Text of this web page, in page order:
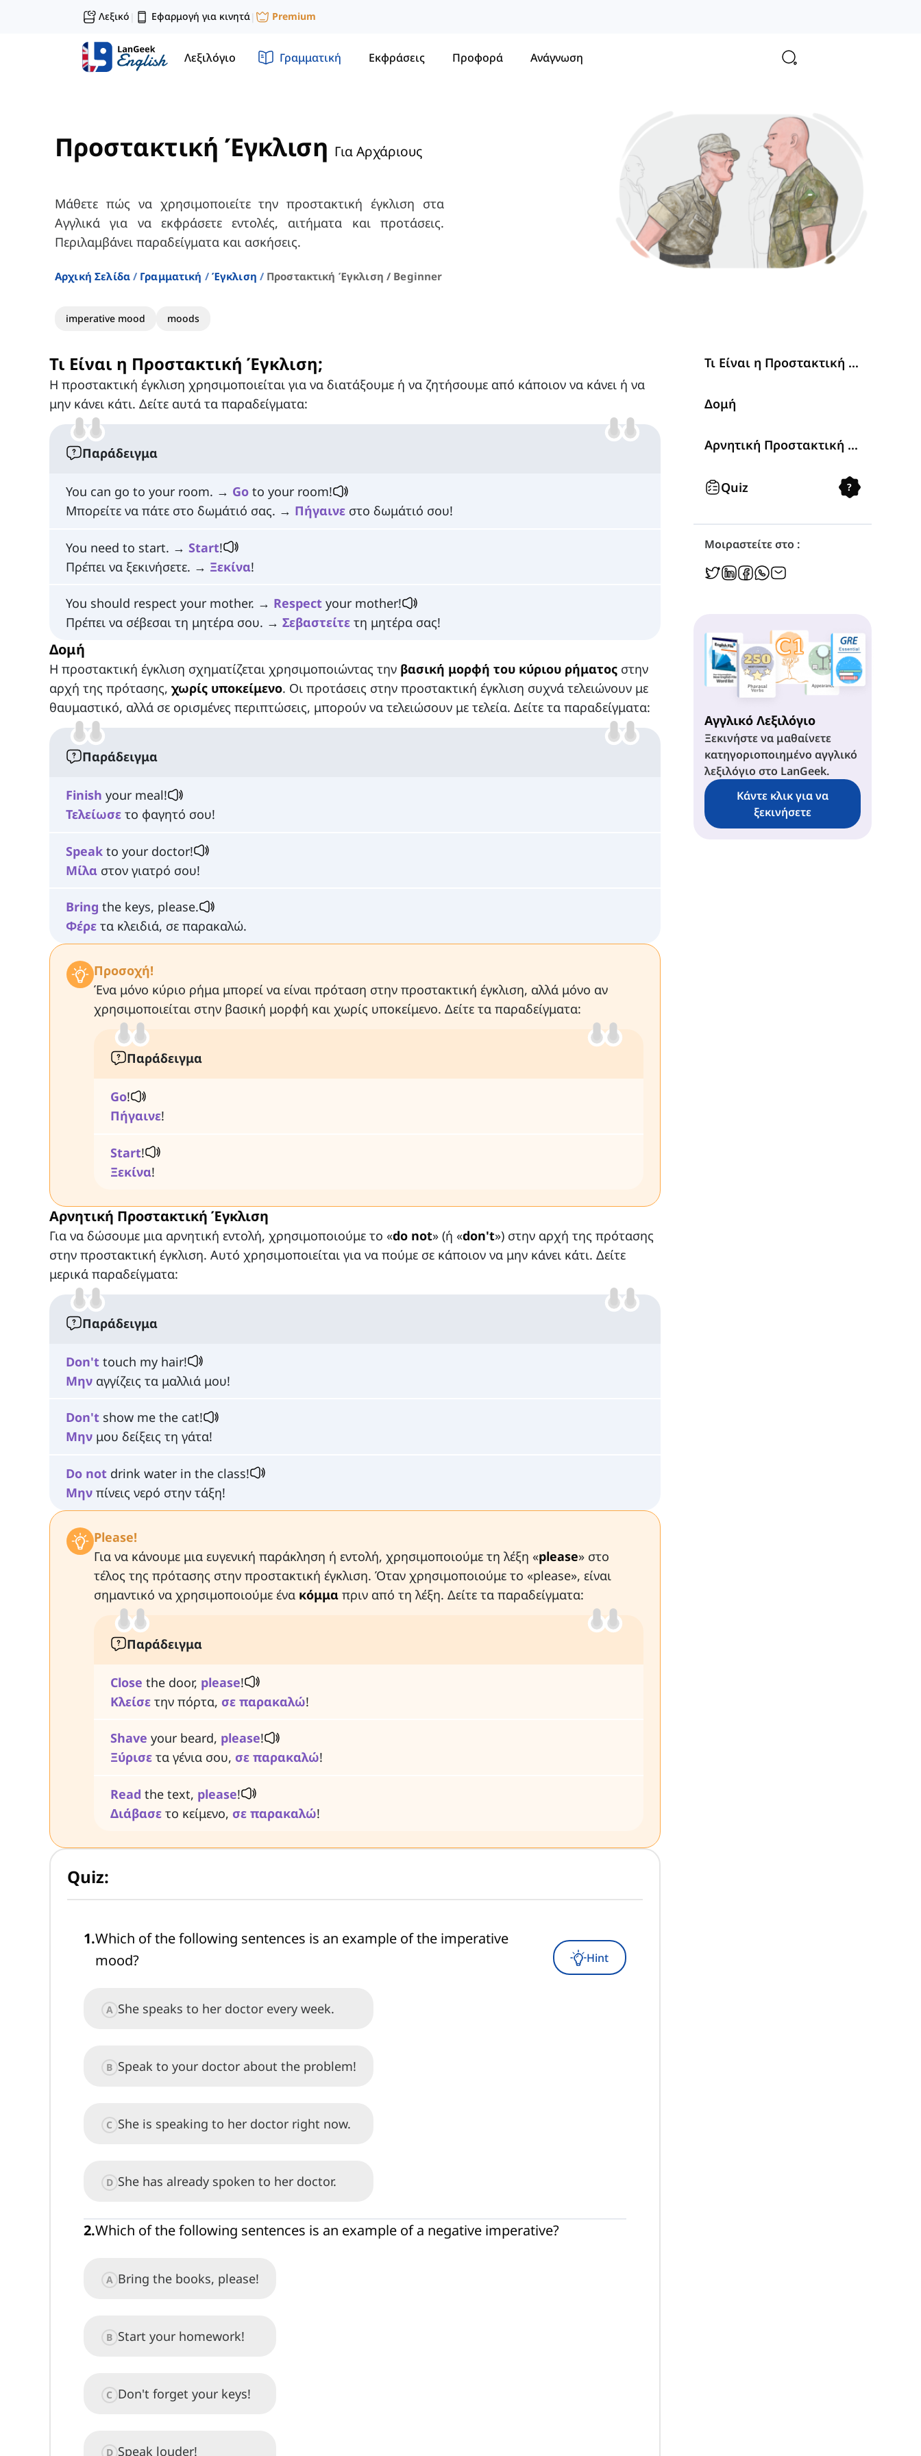
Λεξικό | Εφαρμογή για κινητά| Premium
Λεξιλόγιο Γραμματική Εκφράσεις Προφορά Ανάγνωση
Προστακτική Έγκλιση Για Αρχάριους
Μάθετε πώς να χρησιμοποιείτε την προστακτική έγκλιση στα
Αγγλικά για να εκφράσετε εντολές, αιτήματα και προτάσεις.
Περιλαμβάνει παραδείγματα και ασκήσεις.
Αρχική Σελίδα Γραμματική Έγκλιση Προστακτική Έγκλιση / Beginner
imperative mood moods
Τι Είναι η Προστακτική Έγκλιση;
Η προστακτική έγκλιση χρησιμοποιείται για να διατάξουμε ή να ζητήσουμε από κάποιον να κάνει ή να
μην κάνει κάτι. Δείτε αυτά τα παραδείγματα:
Παράδειγμα
You can go to your room. → Go to your room!
Μπορείτε να πάτε στο δωμάτιό σας. → Πήγαινε στο δωμάτιό σου!
You need to start. → Start!
Πρέπει να ξεκινήσετε. → Ξεκίνα!
You should respect your mother. → Respect your mother!
Πρέπει να σέβεσαι τη μητέρα σου. → Σεβαστείτε τη μητέρα σας!
Δομή
Η προστακτική έγκλιση σχηματίζεται χρησιμοποιώντας την βασική μορφή του κύριου ρήματος στην
αρχή της πρότασης, χωρίς υποκείμενο. Οι προτάσεις στην προστακτική έγκλιση συχνά τελειώνουν με
θαυμαστικό, αλλά σε ορισμένες περιπτώσεις, μπορούν να τελειώσουν με τελεία. Δείτε τα παραδείγματα:
Παράδειγμα
Finish your meal!
Τελείωσε το φαγητό σου!
Speak to your doctor!
Μίλα στον γιατρό σου!
Bring the keys, please.
Φέρε τα κλειδιά, σε παρακαλώ.
Προσοχή!
Ένα μόνο κύριο ρήμα μπορεί να είναι πρόταση στην προστακτική έγκλιση, αλλά μόνο αν
χρησιμοποιείται στην βασική μορφή και χωρίς υποκείμενο. Δείτε τα παραδείγματα:
Παράδειγμα
Go!
Πήγαινε!
Start!
Ξεκίνα!
Αρνητική Προστακτική Έγκλιση
Για να δώσουμε μια αρνητική εντολή, χρησιμοποιούμε το «do not» (ή «don't») στην αρχή της πρότασης
στην προστακτική έγκλιση. Αυτό χρησιμοποιείται για να πούμε σε κάποιον να μην κάνει κάτι. Δείτε
μερικά παραδείγματα:
Παράδειγμα
Don't touch my hair!
Μην αγγίζεις τα μαλλιά μου!
Don't show me the cat!
Μην μου δείξεις τη γάτα!
Do not drink water in the class!
Μην πίνεις νερό στην τάξη!
Please!
Για να κάνουμε μια ευγενική παράκληση ή εντολή, χρησιμοποιούμε τη λέξη «please» στο
τέλος της πρότασης στην προστακτική έγκλιση. Όταν χρησιμοποιούμε το «please», είναι
σημαντικό να χρησιμοποιούμε ένα κόμμα πριν από τη λέξη. Δείτε τα παραδείγματα:
Παράδειγμα
Close the door, please!
Κλείσε την πόρτα, σε παρακαλώ!
Shave your beard, please!
Ξύρισε τα γένια σου, σε παρακαλώ!
Read the text, please!
Διάβασε το κείμενο, σε παρακαλώ!
Quiz:
1.Which of the following sentences is an example of the imperative
mood?
Hint
A She speaks to her doctor every week.
B Speak to your doctor about the problem!
C She is speaking to her doctor right now.
D She has already spoken to her doctor.
2.Which of the following sentences is an example of a negative imperative?
A Bring the books, please!
B Start your homework!
C Don't forget your keys!
D Speak louder!
Τι Είναι η Προστακτική Έγκλιση;
Δομή
Αρνητική Προστακτική Έγκλιση
Quiz ?
Μοιραστείτε στο :
Αγγλικό Λεξιλόγιο
Ξεκινήστε να μαθαίνετε
κατηγοριοποιημένο αγγλικό
λεξιλόγιο στο LanGeek.
Κάντε κλικ για να
ξεκινήσετε